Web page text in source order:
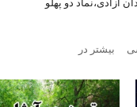
آزادی،نماد دو پهلو
بیشتر در